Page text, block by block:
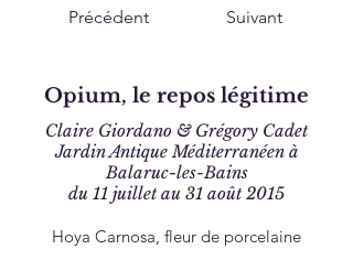
Précédent Suivant
Opium, le repos légitime
Claire Giordano & Grégory Cadet
Jardin Antique Méditerranéen à
Balaruc-les-Bains
du 11 juillet au 31 août 2015
Hoya Carnosa, fleur de porcelaine